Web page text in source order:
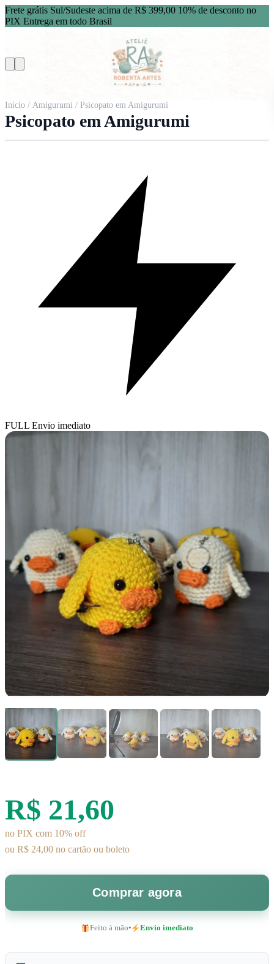
Frete grátis Sul/Sudeste acima de R$ 399,00 10% de desconto no
PIX Entrega em todo Brasil
Início / Amigurumi / Psicopato em Amigurumi
Psicopato em Amigurumi
FULL Envio imediato
R$ 21,60
no PIX com 10% off
ou R$ 24,00 no cartão ou boleto
Comprar agora
Feito à mão• Envio imediato